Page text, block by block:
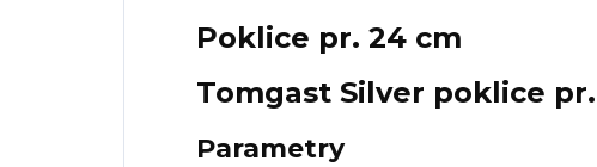
Poklice pr. 24 cm
Tomgast Silver poklice
Parametry